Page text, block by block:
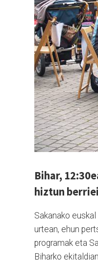
Bihar,
hiztun
Sakanako
urtean, ehun
programak eta
Biharko